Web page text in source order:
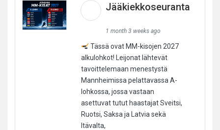
Jääkiekkoseuranta
1 month 3 weeks ago
Tässä ovat MM-kisojen 2027
alkulohkot! Leijonat lähtevät
tavoittelemaan menestystä
Mannheimissa pelattavassa A-
lohkossa, jossa vastaan
asettuvat tutut haastajat Sveitsi,
Ruotsi, Saksa ja Latvia sekä
Itävalta,